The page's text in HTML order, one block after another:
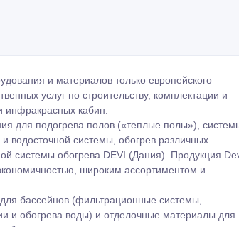
бассейнов (фильтрационные системы,
и обогрева воды) и отделочные материалы для
от лучших мировых производителей
с дальнейшей установкой и обслуживанием.
дезинфекции и очистки воды. От ведущего
профессионалов в бассейновой тематике и
и материалов европейского производителя.